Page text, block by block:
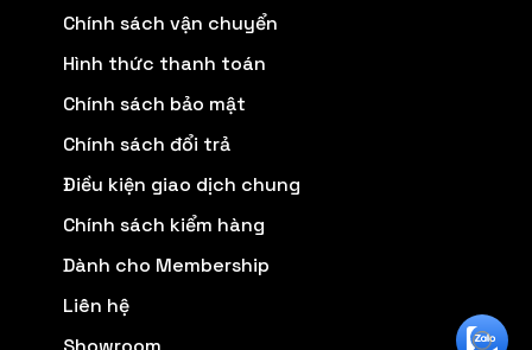
Chính sách vận chuyển
Hình thức thanh toán
Chính sách bảo mật
Chính sách đổi trả
Điều kiện giao dịch chung
Chính sách kiểm hàng
Dành cho Membership
Liên hệ